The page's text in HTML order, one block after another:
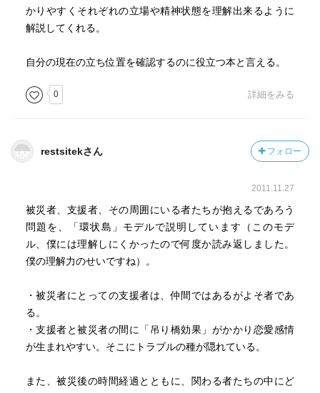
かりやすくそれぞれの立場や精神状態を理解出来るように
解説してくれる。
自分の現在の立ち位置を確認するのに役立つ本と言える。
0 詳細をみる
restsitekさん フォロー
2011.11.27
被災者、支援者、その周囲にいる者たちが抱えるであろう
問題を、「環状島」モデルで説明しています（このモデ
ル、僕には理解しにくかったので何度か読み返しました。
僕の理解力のせいですね）。
・被災者にとっての支援者は、仲間ではあるがよそ者であ
る。
・支援者と被災者の間に「吊り橋効果」がかかり恋愛感情
が生まれやすい。そこにトラブルの種が隠れている。
また、被災後の時間経過とともに、関わる者たちの中にど